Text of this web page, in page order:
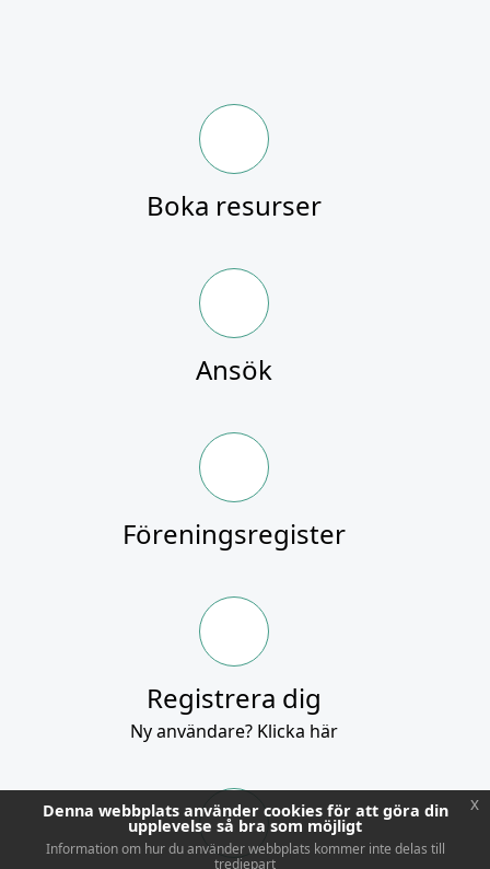
Boka resurser
Ansök
Föreningsregister
Registrera dig
Ny användare? Klicka här
Denna webbplats använder cookies för att göra din
upplevelse så bra som möjligt
Information om hur du använder webbplats kommer inte delas till
tredjepart
x